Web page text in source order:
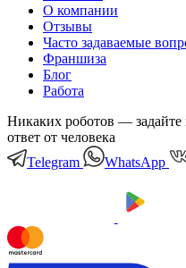
О компании
Отзывы
Часто задаваемые
Франшиза
Блог
Работа
Никаких роботов —
ответ от человека
Telegram
WhatsApp